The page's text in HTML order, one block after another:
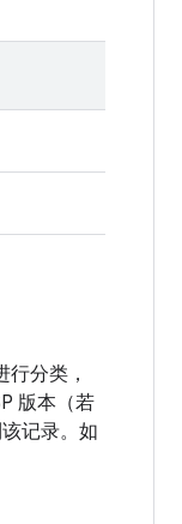
分类，
版本（若
记录。如